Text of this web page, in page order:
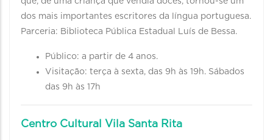
dos mais importantes escritores da língua portuguesa.
Parceria: Biblioteca Pública Estadual Luís de Bessa.
Público: a partir de 4 anos.
Visitação: terça à sexta, das 9h às 19h. Sábados
das 9h às 17h
Centro Cultural Vila Santa Rita